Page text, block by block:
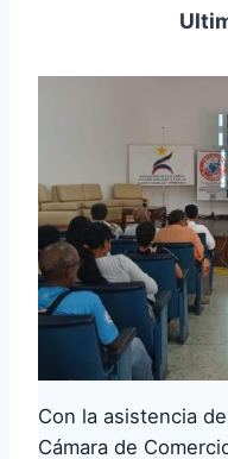
Con la asistencia
Cámara de